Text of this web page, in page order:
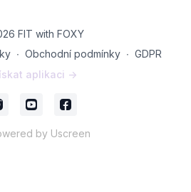
FIT with FOXY
∙ Obchodní podmínky ∙ GDPR
aplikaci ->
by Uscreen